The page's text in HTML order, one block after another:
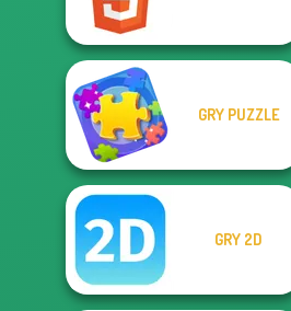
Break n Bounce
GRY PUZZLE
GRY 2D